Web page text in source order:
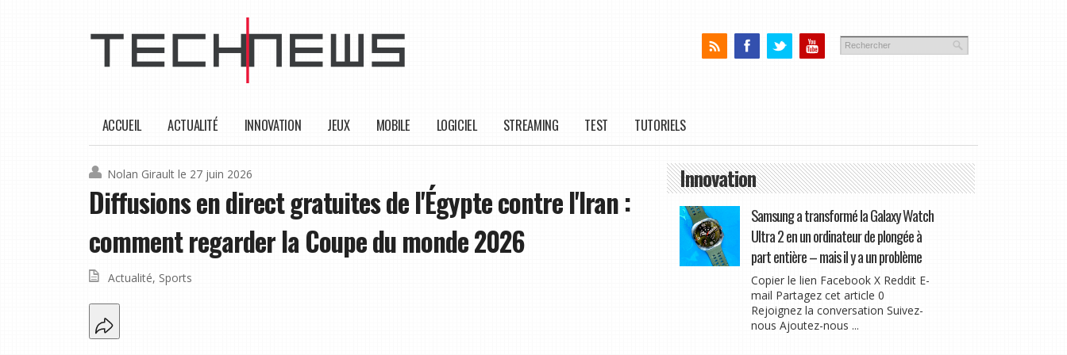
ACCUEIL ACTUALITÉ INNOVATION JEUX MOBILE LOGICIEL STREAMING TEST TUTORIELS
Nolan Girault le 27 juin 2026
Diffusions en direct gratuites de l'Égypte contre l'Iran :
comment regarder la Coupe du monde 2026
Actualité, Sports
Innovation
Samsung a transformé la Galaxy Watch
Ultra 2 en un ordinateur de plongée à
part entière – mais il y a un problème
Copier le lien Facebook X Reddit E-
mail Partagez cet article 0
Rejoignez la conversation Suivez-
nous Ajoutez-nous ...